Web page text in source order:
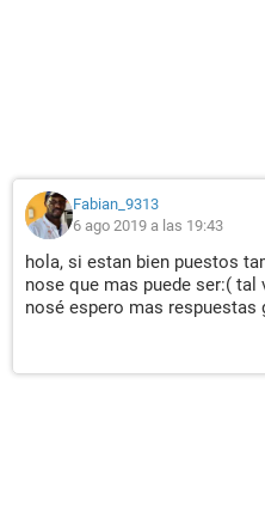
Fabian_9313
6 ago 2019 a las 19:43
hola, si estan bien puestos
nose que mas puede ser:( tal
nosé espero mas respuestas